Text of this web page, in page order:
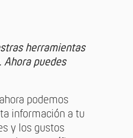
herramientas
Ahora puedes
podemos
información a tu
y los gustos